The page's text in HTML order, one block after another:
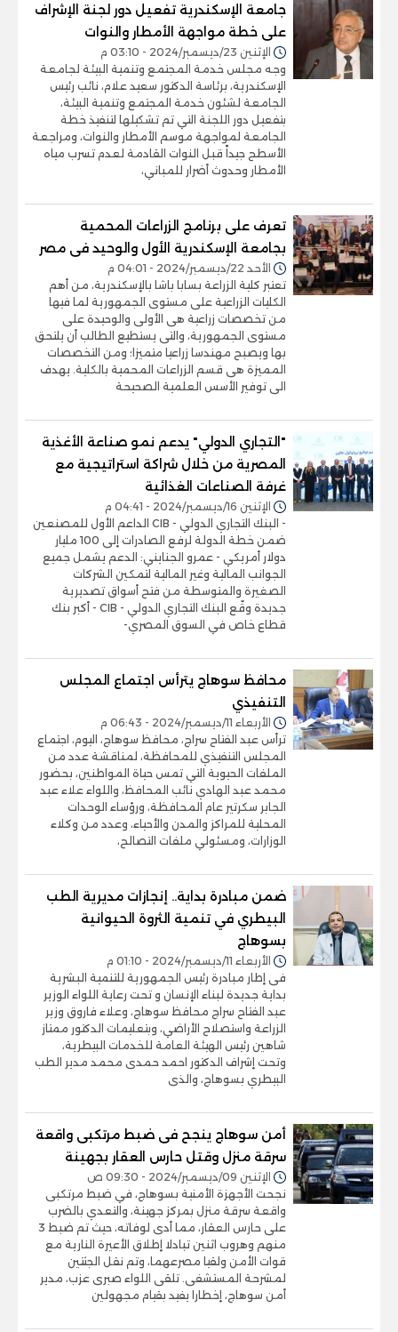
جامعة الإسكندرية تفعيل دور لجنة الإشراف
على خطة مواجهة الأمطار والنوات
الإثنين 23/ديسمبر/2024 - 03:10 م
وجه مجلس خدمة المجتمع وتنمية البيئة لجامعة
الإسكندرية، برئاسة الدكتور سعيد علام، نائب رئيس
الجامعة لشئون خدمة المجتمع وتنمية البيئة،
بتفعيل دور اللجنة التي تم تشكيلها لتنفيذ خطة
الجامعة لمواجهة موسم الأمطار والنوات، ومراجعة
الأسطح جيداً قبل النوات القادمة لعدم تسرب مياه
الأمطار وحدوث أضرار للمباني،
تعرف على برنامج الزراعات المحمية
بجامعة الإسكندرية الأول والوحيد فى مصر
الأحد 22/ديسمبر/2024 - 04:01 م
تعتبر كلية الزراعة بسابا باشا بالإسكندرية، من أهم
الكليات الزراعية على مستوى الجمهورية لما فيها
من تخصصات زراعية هى الأولى والوحيدة على
مستوى الجمهورية، والتى يستطيع الطالب أن يلتحق
بها ويصبح مهندسا زراعيا متميزا؛ ومن التخصصات
المميزة هى قسم الزراعات المحمية بالكلية. يهدف
الى توفير الأسس العلمية الصحيحة
"التجاري الدولي" يدعم نمو صناعة الأغذية
المصرية من خلال شراكة استراتيجية مع
غرفة الصناعات الغذائية
الإثنين 16/ديسمبر/2024 - 04:41 م
- البنك التجاري الدولي - CIB الداعم الأول للمصنعين
ضمن خطة الدولة لرفع الصادرات إلى 100 مليار
دولار أمريكي - عمرو الجنايني: الدعم يشمل جميع
الجوانب المالية وغير المالية لتمكين الشركات
الصغيرة والمتوسطة من فتح أسواق تصديرية
جديدة وقّع البنك التجاري الدولي - CIB - أكبر بنك
قطاع خاص في السوق المصري-
محافظ سوهاج يترأس اجتماع المجلس
التنفيذي
الأربعاء 11/ديسمبر/2024 - 06:43 م
ترأس عبد الفتاح سراج، محافظ سوهاج، اليوم، اجتماع
المجلس التنفيذي للمحافظة، لمناقشة عدد من
الملفات الحيوية التي تمس حياة المواطنين، بحضور
محمد عبد الهادي نائب المحافظ، واللواء علاء عبد
الجابر سكرتير عام المحافظة، ورؤساء الوحدات
المحلية للمراكز والمدن والأحياء، وعدد من وكلاء
الوزارات، ومسئولي ملفات التصالح،
ضمن مبادرة بداية.. إنجازات مديرية الطب
البيطري في تنمية الثروة الحيوانية
بسوهاج
الأربعاء 11/ديسمبر/2024 - 01:10 م
فى إطار مبادرة رئيس الجمهورية للتنمية البشرية
بداية جديدة لبناء الإنسان و تحت رعاية اللواء الوزير
عبد الفتاح سراج محافظ سوهاج، وعلاء فاروق وزير
الزراعة واستصلاح الأراضي، وبتعليمات الدكتور ممتاز
شاهين رئيس الهيئة العامة للخدمات البيطرية،
وتحت إشراف الدكتور احمد حمدى محمد مدير الطب
البيطري بسوهاج، والذى
أمن سوهاج ينجح فى ضبط مرتكبى واقعة
سرقة منزل وقتل حارس العقار بجهينة
الإثنين 09/ديسمبر/2024 - 09:30 ص
نجحت الأجهزة الأمنية بسوهاج، في ضبط مرتكبى
واقعة سرقة منزل بمركز جهينة، والتعدي بالضرب
على حارس العقار، مما أدى لوفاته، حيث تم ضبط 3
منهم وهروب اثنين تبادلا إطلاق الأعيرة النارية مع
قوات الأمن ولقيا مصرعهما، وتم نقل الجثتين
لمشرحة المستشفى. تلقى اللواء صبرى عزب، مدير
أمن سوهاج، إخطارا يفيد بقيام مجهولين